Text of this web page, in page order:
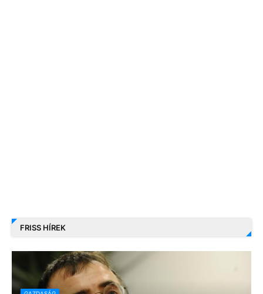
FRISS HÍREK